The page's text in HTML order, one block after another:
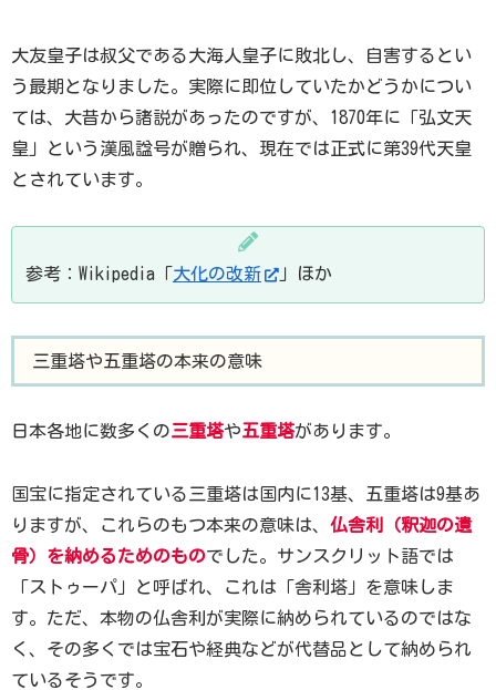
大友皇子は叔父である大海人皇子に敗北し、自害するとい
う最期となりました。実際に即位していたかどうかについ
ては、大昔から諸説があったのですが、1870年に「弘文天
皇」という漢風諡号が贈られ、現在では正式に第39代天皇
とされています。
参考：Wikipedia「大化の改新 」ほか
三重塔や五重塔の本来の意味
日本各地に数多くの三重塔や五重塔があります。
国宝に指定されている三重塔は国内に13基、五重塔は9基あ
りますが、これらのもつ本来の意味は、 仏舎利（釈迦の遺
骨）を納めるためのものでした。サンスクリット語では
「ストゥーパ」と呼ばれ、これは「舎利塔」を意味しま
す。ただ、本物の仏舎利が実際に納められているのではな
く、その多くでは宝石や経典などが代替品として納められ
ているそうです。